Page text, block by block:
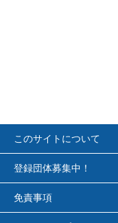
このサイトについて
登録団体募集中！
免責事項